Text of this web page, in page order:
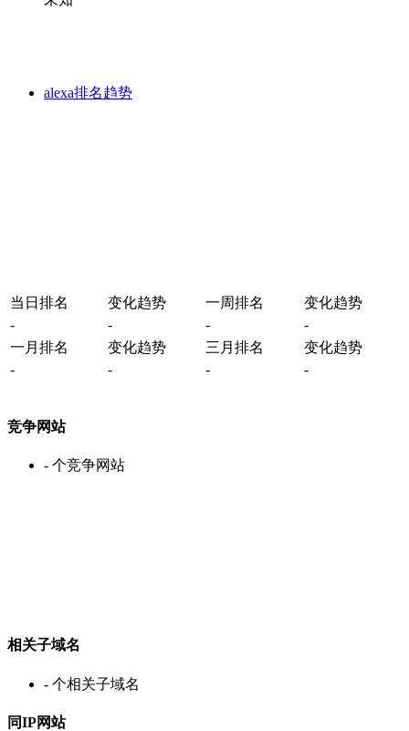
alexa排名趋势
当日排名 变化趋势 一周排名
变化趋势
-
- -
-
一月排名
变化趋势 三月排名
变化趋势
-
- - -
竞争网站
- 个竞争网站
相关子域名
- 个相关子域名
同IP网站